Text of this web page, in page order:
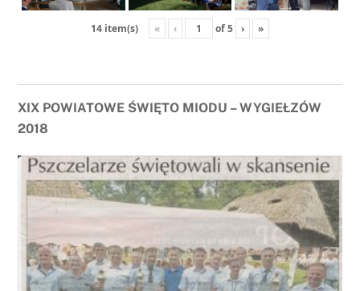
14 item(s) « ‹ of5 › »
XIX POWIATOWE ŚWIĘTO MIODU – WYGIEŁZÓW
2018